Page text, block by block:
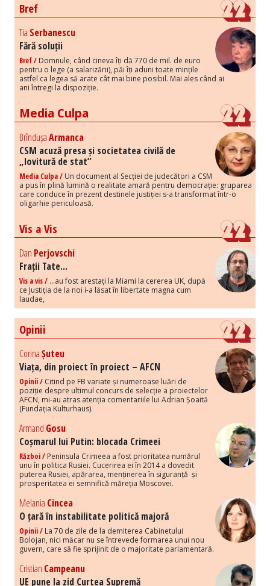
Bref
Tia Serbanescu
Fără soluții
Bref / Domnule, când cineva îți dă 770 de mil. de euro
pentru o lege (a salarizării), păi îți aduni toate mințile
astfel ca legea să arate cât mai bine posibil. Mai ales când ai
ani întregi la dispoziție.
Media Culpa
BrîndușaArmanca
CSM acuză presa și societatea civilă de
„lovitură de stat”
Media Culpa / Un document al Secției de judecători a CSM
a pus în plină lumină o realitate amară pentru democrație: gruparea
care conduce în prezent destinele justiției s-a transformat într-o
oligarhie periculoasă.
Vis a Vis
Dan Perjovschi
Frații Tate...
Vis a vis / ...au fost arestați la Miami la cererea UK, după
ce Justiția de la noi i-a lăsat în libertate magna cum
laudae,
Opinii
CorinaȘuteu
Viața, din proiect în proiect – AFCN
Opinii / Citind pe FB variate și numeroase luări de
poziție despre ultimul concurs de selecție a proiectelor
AFCN, mi-au atras atenția comentariile lui Adrian Șoaită
(Fundația Kulturhaus).
Armand Gosu
Coșmarul lui Putin: blocada Crimeei
Război / Peninsula Crimeea a fost prioritatea numărul
unu în politica Rusiei. Cucerirea ei în 2014 a dovedit
puterea Rusiei, apărarea, menținerea în siguranță și
prosperitatea ei semnifică măreția Moscovei.
Melania Cincea
O țară în instabilitate politică majoră
Opinii / La 70 de zile de la demiterea Cabinetului
Bolojan, nici măcar nu se întrevede formarea unui nou
guvern, care să fie sprijinit de o majoritate parlamentară.
Cristian Campeanu
UE pune la zid Curtea Supremă